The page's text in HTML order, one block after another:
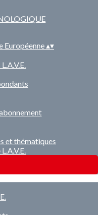
Européenne▴▾
et thématiques